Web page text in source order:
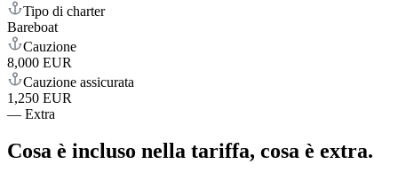
Tipo di charter
Bareboat
Cauzione
8,000 EUR
Cauzione assicurata
1,250 EUR
— Extra
Cosa è incluso nella tariffa, cosa è extra.